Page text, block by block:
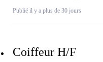
Publié il y a plus de 30 jours
Coiffeur H/F